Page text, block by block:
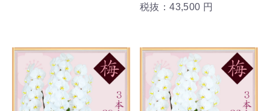
税抜：43,500 円